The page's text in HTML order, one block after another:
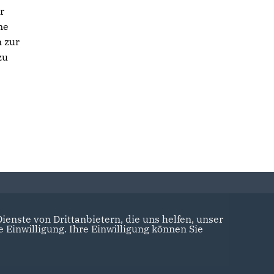
zur
von Drittanbietern, die uns helfen, unser
Einwilligung. Ihre Einwilligung können Sie